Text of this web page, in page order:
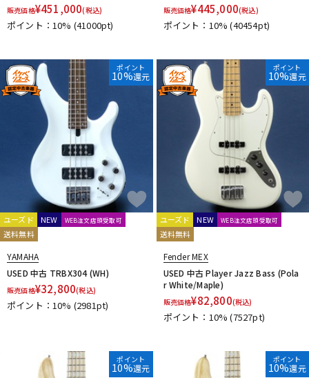
販売価格¥451,000(税込)
ポイント：10% (41000pt)
販売価格¥445,000(税込)
ポイント：10%(40454pt)
ポイント
10%還元
ユーズド NEW WEB注文店頭受取可
送料無料
YAMAHA
USED 中古 TRBX304 (WH)
販売価格¥32,800(税込)
ポイント：10% (2981pt)
ポイント
10%還元
ユーズド NEW WEB注文店頭受取可
送料無料
Fender MEX
USED 中古 Player Jazz Bass (Pola
r White/Maple)
販売価格¥82,800(税込)
ポイント：10%(7527pt)
ポイント
10%還元
ポイント
10%還元